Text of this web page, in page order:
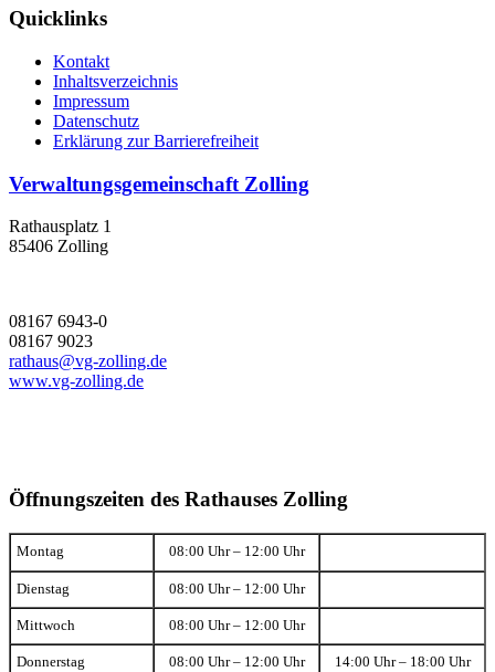
Quicklinks
Kontakt
Inhaltsverzeichnis
Impressum
Datenschutz
Erklärung zur Barrierefreiheit
Verwaltungsgemeinschaft Zolling
Rathausplatz 1
85406 Zolling
08167 6943-0
08167 9023
rathaus@vg-zolling.de
www.vg-zolling.de
Öffnungszeiten des Rathauses Zolling
Montag 08:00 Uhr – 12:00 Uhr
Dienstag 08:00 Uhr – 12:00 Uhr
Mittwoch 08:00 Uhr – 12:00 Uhr
Donnerstag 08:00 Uhr – 12:00 Uhr 14:00 Uhr – 18:00 Uhr